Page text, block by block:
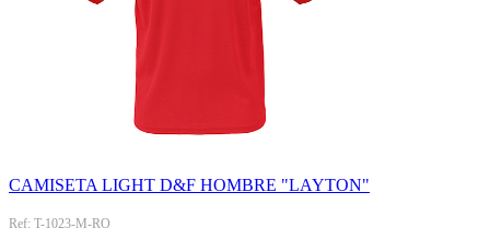
CAMISETA LIGHT D&F HOMBRE "LAYTON"
Ref: T-1023-M-RO